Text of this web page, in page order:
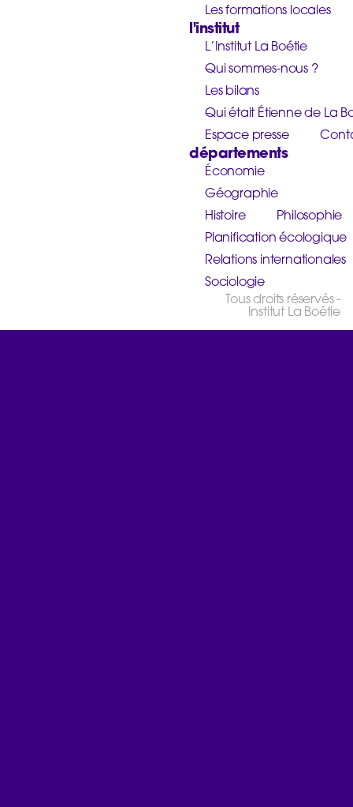
Les formations locales
l'institut
L’Institut La Boétie
Qui sommes-nous ?
Les bilans
Qui était Étienne de La
Espace presse
départements
Économie
Géographie
Histoire
Philosophie
Planification écologique
Relations internationales
Sociologie
Tous droits réservés -
Institut La Boétie